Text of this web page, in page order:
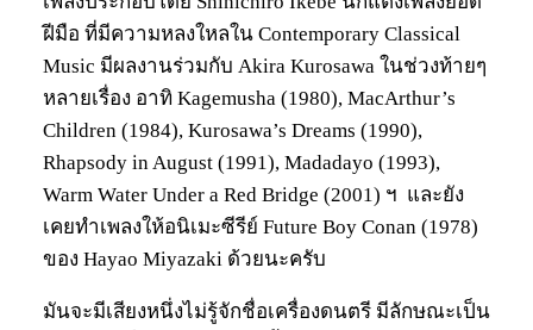
ฝีมือ ที่มีความหลงใหลใน Contemporary Classical
Music มีผลงานร่วมกับ Akira Kurosawa ในช่วงท้ายๆ
หลายเรื่อง อาทิ Kagemusha (1980), MacArthur’s
Children (1984), Kurosawa’s Dreams (1990),
Rhapsody in August (1991), Madadayo (1993),
Warm Water Under a Red Bridge (2001) ฯ และยัง
เคยทำเพลงให้อนิเมะซีรีย์ Future Boy Conan (1978)
ของ Hayao Miyazaki ด้วยนะครับ
มันจะมีเสียงหนึ่งไม่รู้จักชื่อเครื่องดนตรี มีลักษณะเป็น